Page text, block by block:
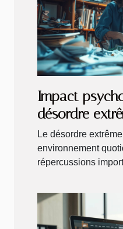
Impact
désordre
y remédier
Le désordre
environnement
répercussions